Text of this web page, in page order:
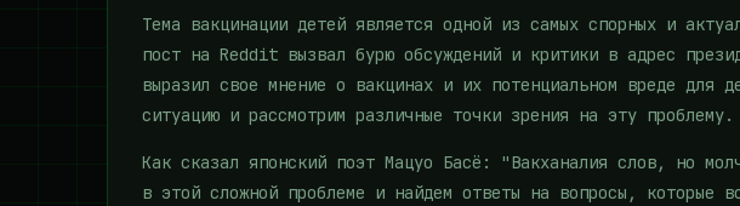
Тема вакцинации детей является одной из самых спорных и
пост на Reddit вызвал бурю обсуждений и критики в адрес
выразил свое мнение о вакцинах и их потенциальном вреде для
ситуацию и рассмотрим различные точки зрения на эту проблему.
Как сказал японский поэт Мацуо Басё: "Вакханалия слов, но
в этой сложной проблеме и найдем ответы на вопросы, которые